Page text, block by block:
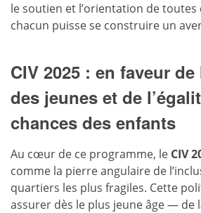
le soutien et l’orientation de
chacun puisse se construire un
CIV 2025 : en faveur
des jeunes et de
chances des enfants
Au cœur de ce programme, le CIV
comme la pierre angulaire de
quartiers les plus fragiles. Cette
assurer dès le plus jeune âge — de